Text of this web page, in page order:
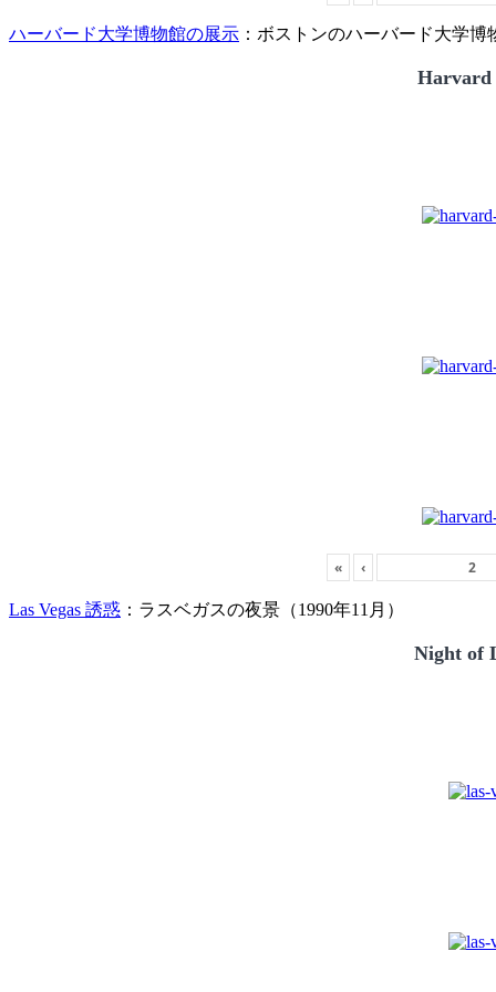
ハーバード大学博物館の展示 ：ボストンのハーバード大学博
Harvard
« ‹
Las Vegas 誘惑 ：ラスベガスの夜景（1990年11月）
Night of